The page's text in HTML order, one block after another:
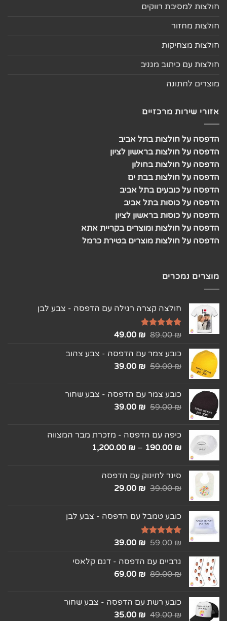
חולצות למסיבת רווקים
חולצות מחזור
חולצות מצחיקות
חולצות עם כיתוב מגניב
מוצרים לחתונה
אזורי שירות מרכזיים
הדפסה על חולצות בתל אביב
הדפסה על חולצות בראשון לציון
הדפסה על חולצות בחולון
הדפסה על חולצות בבת ים
הדפסה על כובעים בתל אביב
הדפסה על כוסות בתל אביב
הדפסה על כוסות בראשון לציון
הדפסה על חולצות ומוצרים בקריית אתא
הדפסה על חולצות מוצרים בטירת כרמל
מוצרים נמכרים
חולצה קצרה רגילה עם הדפסה - צבע לבן
דורג5.00
89.00₪
49.00 ₪
כובע צמר עם הדפסה - צבע צהוב
59.00₪
39.00 ₪
כובע צמר עם הדפסה - צבע שחור
59.00₪
39.00 ₪
כיפה עם הדפסה - מזכרת מבר המצווה
190.00 ₪
–
1,200.00 ₪
סינר לתינוק עם הדפסה
39.00₪
29.00 ₪
כובע טמבל עם הדפסה - צבע לבן
דורג5.00
59.00₪
39.00 ₪
גרביים עם הדפסה - דגם קלאסי
89.00₪
69.00 ₪
כובע רשת עם הדפסה - צבע שחור
49.00₪
35.00 ₪